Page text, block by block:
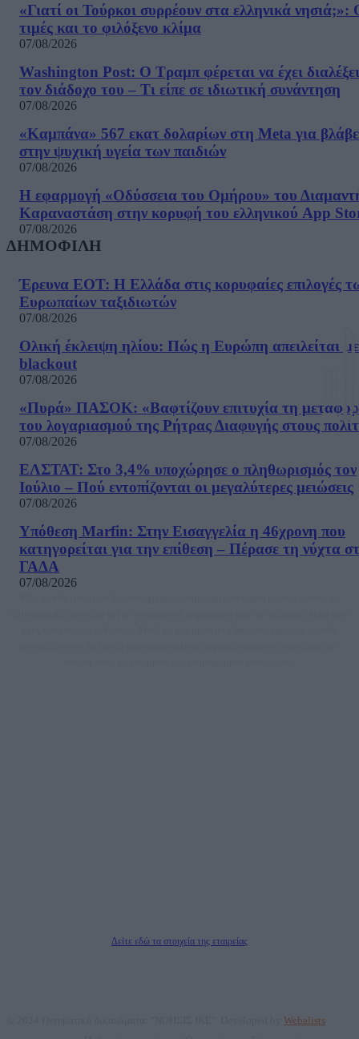
«Γιατί οι Τούρκοι συρρέουν στα ελληνικά νησιά;»:
τιμές και το φιλόξενο κλίμα
07/08/2026
Washington Post: Ο Τραμπ φέρεται να έχει διαλέξει
τον διάδοχο του – Τι είπε σε ιδιωτική συνάντηση
07/08/2026
«Καμπάνα» 567 εκατ δολαρίων στη Meta για
στην ψυχική υγεία των παιδιών
07/08/2026
Η εφαρμογή «Οδύσσεια του Ομήρου» του
Καραναστάση στην κορυφή του ελληνικού App
07/08/2026
ΔΗΜΟΦΙΛΗ
Έρευνα ΕΟΤ: Η Ελλάδα στις κορυφαίες επιλογές
Ευρωπαίων ταξιδιωτών
07/08/2026
Ολική έκλειψη ηλίου: Πώς η Ευρώπη απειλείται με
blackout
07/08/2026
«Πυρά» ΠΑΣΟΚ: «Βαφτίζουν επιτυχία τη
του λογαριασμού της Ρήτρας Διαφυγής στους
07/08/2026
ΕΛΣΤΑΤ: Στο 3,4% υποχώρησε ο πληθωρισμός τον
Ιούλιο – Πού εντοπίζονται οι μεγαλύτερες μειώσεις
07/08/2026
Υπόθεση Marfin: Στην Εισαγγελία η 46χρονη που
κατηγορείται για την επίθεση – Πέρασε τη νύχτα
ΓΑΔΑ
07/08/2026
Δείτε εδώ τα στοιχεία της εταιρείας
Webalists